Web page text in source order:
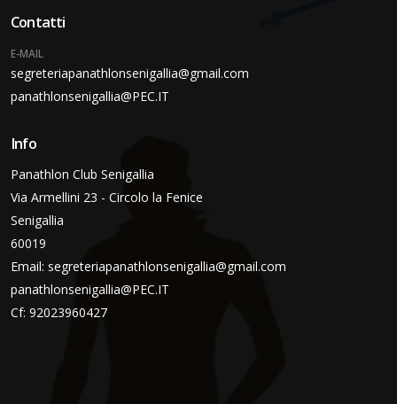
Contatti
E-MAIL
segreteriapanathlonsenigallia@gmail.com
panathlonsenigallia@PEC.IT
Info
Panathlon Club Senigallia
Via Armellini 23 - Circolo la Fenice
Senigallia
60019
Email: segreteriapanathlonsenigallia@gmail.com
panathlonsenigallia@PEC.IT
Cf: 92023960427